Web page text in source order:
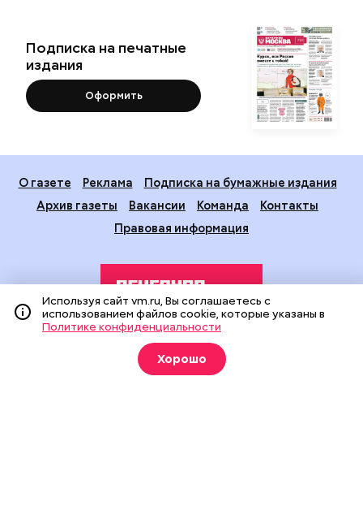
Подписка на печатные
издания
Оформить
О газете Реклама
Подписка на бумажные издания
Архив газеты
Вакансии Команда
Контакты
Правовая информация
Издание создано при финансовой поддержке Департамента
средств массовой информации и рекламы города Москвы.
На сайте применяются рекомендательные технологии
Используя сайт vm.ru, Вы соглашаетесь с
использованием файлов cookie, которые указаны в
Политике конфиденциальности
Хорошо